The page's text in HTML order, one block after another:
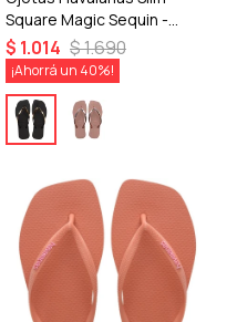
Square Magic Sequin -
Negro
$ 1.014 $1.690
40